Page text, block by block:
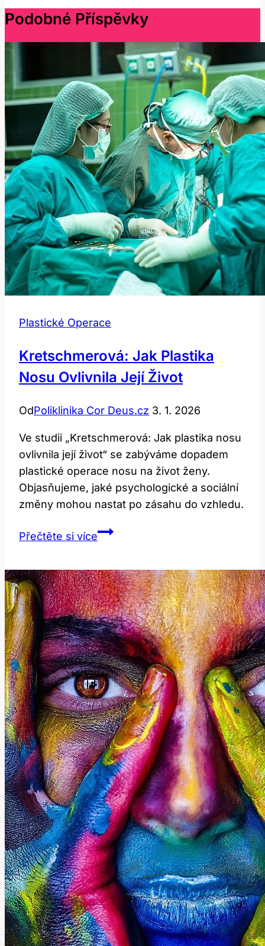
Podobné Příspěvky
Plastické Operace
Kretschmerová: Jak Plastika
Nosu Ovlivnila Její Život
OdPoliklinika Cor Deus.cz 3. 1. 2026
Ve studii „Kretschmerová: Jak plastika nosu
ovlivnila její život“ se zabýváme dopadem
plastické operace nosu na život ženy.
Objasňujeme, jaké psychologické a sociální
změny mohou nastat po zásahu do vzhledu.
Přečtěte si víceKretschmerová:
nosu
ovlivnila
její
život